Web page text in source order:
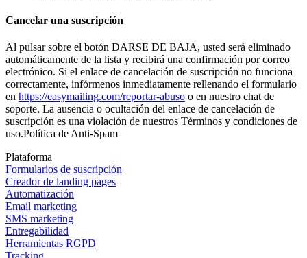
Cancelar una suscripción
Al pulsar sobre el botón DARSE DE BAJA, usted será eliminado
automáticamente de la lista y recibirá una confirmación por correo
electrónico. Si el enlace de cancelación de suscripción no funciona
correctamente, infórmenos inmediatamente rellenando el formulario
en https://easymailing.com/reportar-abuso o en nuestro chat de
soporte. La ausencia o ocultación del enlace de cancelación de
suscripción es una violación de nuestros Términos y condiciones de
uso.Política de Anti-Spam
Plataforma
Formularios de suscripción
Creador de landing pages
Automatización
Email marketing
SMS marketing
Entregabilidad
Herramientas RGPD